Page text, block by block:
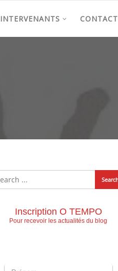
INTERVENANTS CONTACT
Inscription O TEMPO
Pour recevoir les actualités du blog